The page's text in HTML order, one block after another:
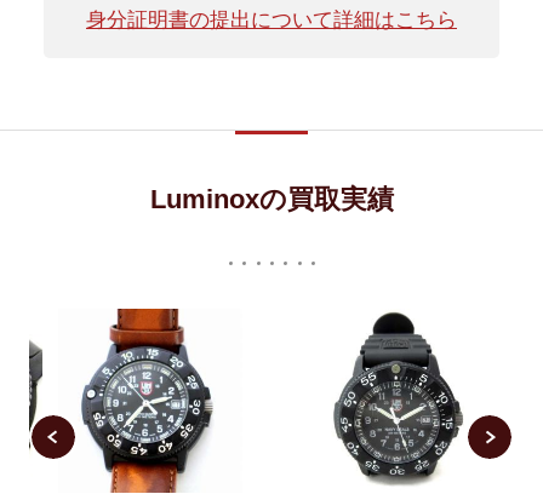
身分証明書の提出について詳細はこちら
Luminoxの買取実績